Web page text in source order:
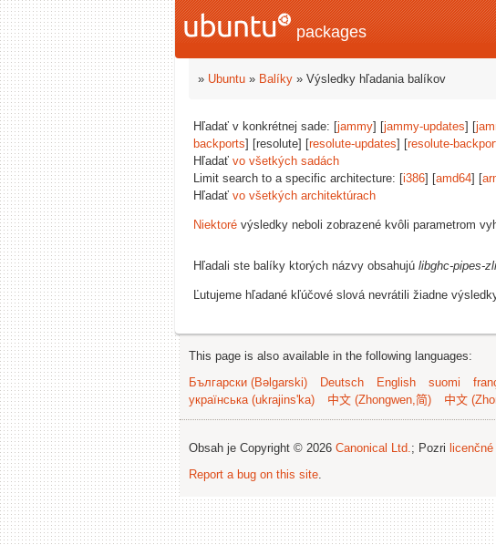
packages
» Ubuntu » Balíky » Výsledky hľadania balíkov
Hľadať v konkrétnej sade: [jammy] [jammy-updates] [
backports] [resolute] [resolute-updates] [resolute-
Hľadať vo všetkých sadách
Limit search to a specific architecture: [i386] [amd64] [
Hľadať vo všetkých architektúrach
Niektoré výsledky neboli zobrazené kvôli parametrom
Hľadali ste balíky ktorých názvy obsahujú libghc-pipes-
Ľutujeme hľadané kľúčové slová nevrátili žiadne
This page is also available in the following languages:
Български (Bəlgarski)
Deutsch English suomi
українська (ukrajins'ka)
中文 (Zhongwen,简) 中文
Obsah je Copyright © 2026 Canonical Ltd.; Pozri
Report a bug on this site.